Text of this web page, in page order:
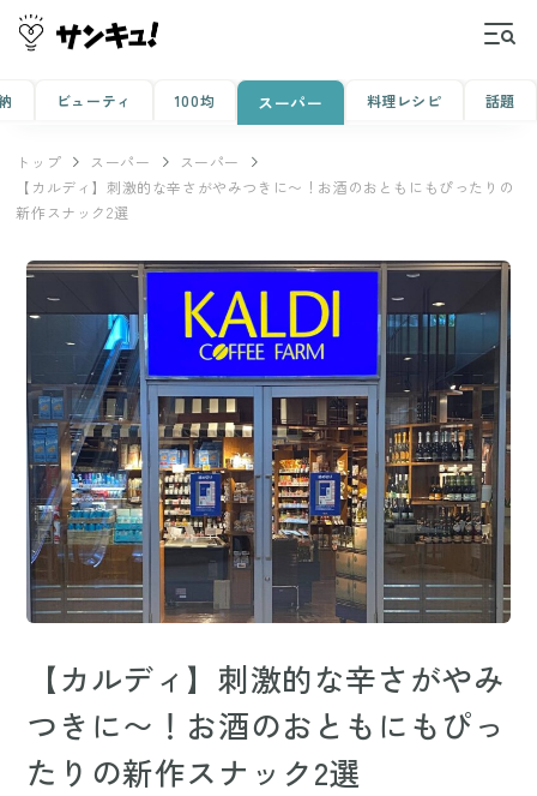
ビューティ 100均 スーパー 料理レシピ 話題
トップ スーパー
スーパー
【カルディ】刺激的な辛さがやみつきに〜！お酒のおともにもぴったりの
新作スナック2選
【カルディ】刺激的な辛さがやみ
つきに〜！お酒のおともにもぴっ
たりの新作スナック2選